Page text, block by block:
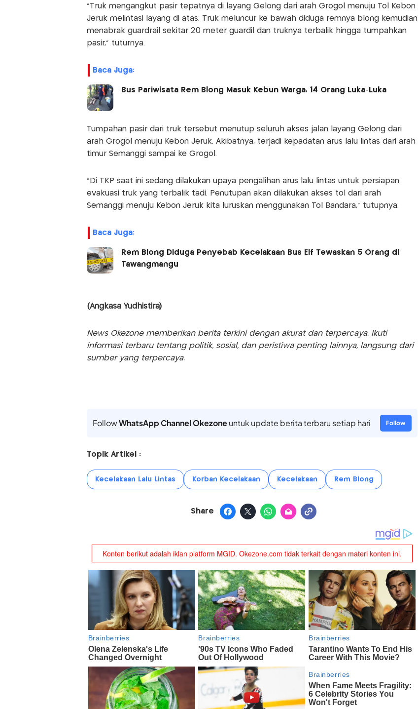
“Truk mengangkut pasir tepatnya di layang Gelong dari arah Grogol menuju Tol Kebon
Jeruk melintasi layang di atas. Truk meluncur ke bawah diduga remnya blong kemudian
menabrak guardrail sekitar 20 meter guardil dan truknya terbalik hingga tumpahkan
pasir,” tuturnya.
Baca Juga:
Bus Pariwisata Rem Blong Masuk Kebun Warga, 14 Orang Luka-Luka
Tumpahan pasir dari truk tersebut menutup seluruh akses jalan layang Gelong dari
arah Grogol menuju Kebon Jeruk. Akibatnya, terjadi kepadatan arus lalu lintas dari arah
timur Semanggi sampai ke Grogol.
“Di TKP saat ini sedang dilakukan upaya pengalihan arus lalu lintas untuk persiapan
evakuasi truk yang terbalik tadi. Penutupan akan dilakukan akses tol dari arah
Semanggi menuju Kebon Jeruk kita luruskan menggunakan Tol Bandara,” tutupnya.
Baca Juga:
Rem Blong Diduga Penyebab Kecelakaan Bus Elf Tewaskan 5 Orang di
Tawangmangu
(Angkasa Yudhistira)
News Okezone memberikan berita terkini dengan akurat dan terpercaya. Ikuti
informasi terbaru tentang politik, sosial, dan peristiwa penting lainnya, langsung dari
sumber yang terpercaya.
FollowWhatsApp Channel Okezoneuntuk update berita terbaru setiap hari Follow
Topik Artikel :
Kecelakaan Lalu Lintas Korban Kecelakaan Kecelakaan Rem Blong
Share